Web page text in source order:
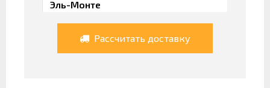
Рассчитать доставку